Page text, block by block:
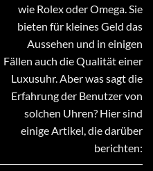
wie Rolex oder Omega. Sie
bieten für kleines Geld das
Aussehen und in einigen
Fällen auch die Qualität einer
Luxusuhr. Aber was sagt die
Erfahrung der Benutzer von
solchen Uhren? Hier sind
einige Artikel, die darüber
berichten: